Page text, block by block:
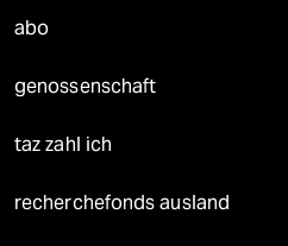
abo
genossenschaft
taz zahl ich
recherchefonds ausland